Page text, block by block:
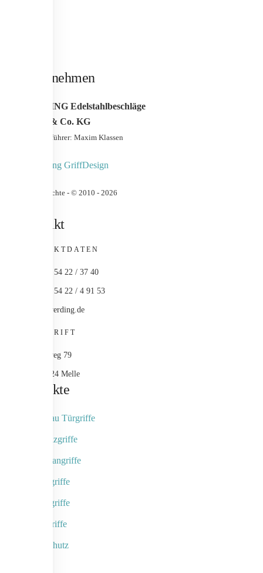
Unternehmen
WERDING Edelstahlbeschläge
GmbH & Co. KG
Geschäfstführer: Maxim Klassen
Urheberrechte - © 2010 - 2026
Kontakt
KONTAKTDATEN
+49 (0) 54 22 / 37 40
+49 (0) 54 22 / 4 91 53
info@werding.de
ANSCHRIFT
Maschweg 79
49324 Melle
Produkte
Objektbau Türgriffe
Naturholzgriffe
Fingerscangriffe
Kameragriffe
Schalengriffe
Designgriffe
Rammschutz